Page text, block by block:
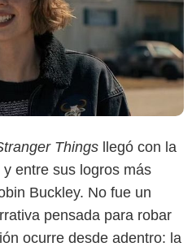
Things llegó con la
entre sus logros más
Buckley. No fue un
pensada para robar
ocurre desde adentro: la